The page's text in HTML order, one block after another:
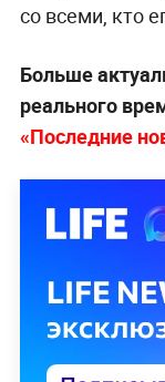
со всеми, кто
Больше
реального
«Последние